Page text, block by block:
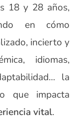
18 y 28 años,
en cómo
incierto y
idiomas,
la
que impacta
vital.